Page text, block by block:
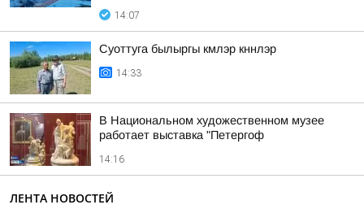
14:07
Суоттуга былыргы кмлэр кннлэр
14:33
В Национальном художественном музее
работает выставка "Петергоф
14:16
ЛЕНТА НОВОСТЕЙ